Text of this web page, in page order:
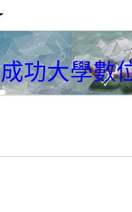
成功大學數